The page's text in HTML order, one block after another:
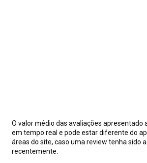
O valor médio das avaliações apresentado
em tempo real e pode estar diferente do
áreas do site, caso uma review tenha sido
recentemente.